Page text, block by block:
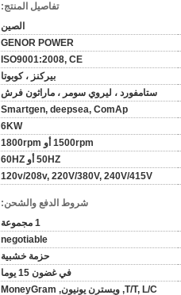
تفاصيل المنتج:
الصين
GENOR POWER
ISO9001:2008, CE
بيركنز ، كوبوتا
ستامفورد ، ليروي سومر ، ماراثون فرش
Smartgen, deepsea, ComAp
6KW
1500rpm أو 1800rpm
50HZ أو 60HZ
120v/208v, 220V/380V, 240V/415V
شروط الدفع والشحن:
1 مجموعة
negotiable
حزمة خشبية
في غضون 15 يوما
T/T, L/C, ويسترن يونيون, MoneyGram